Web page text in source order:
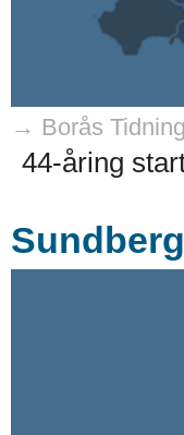
→ Borås
44-åring